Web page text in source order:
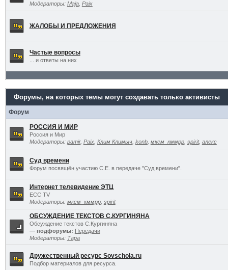
Модераторы: Maja, Paix
ЖАЛОБЫ И ПРЕДЛОЖЕНИЯ
Частые вопросы
... и ответы на них
Форумы, на которых темы могут создавать только активисты
Форум
РОССИЯ И МИР
Россия и Мир
Модераторы: pamir, Paix, Клим Климыч, konb, мксм_кммрр, spirit, алекс
Суд времени
Форум посвящён участию С.Е. в передаче "Суд времени".
Интернет телевидение ЭТЦ
ECC TV
Модераторы: мксм_кммрр, spirit
ОБСУЖДЕНИЕ ТЕКСТОВ С.КУРГИНЯНА
Обсуждение текстов С.Кургиняна
— подфорумы: Передачи
Модераторы: Тара
Дружественный ресурс Sovschola.ru
Подбор материалов для ресурса.